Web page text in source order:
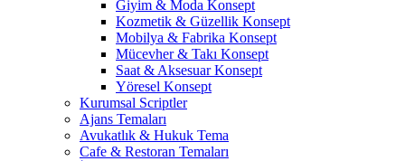
Giyim & Moda Konsept
Kozmetik & Güzellik Konsept
Mobilya & Fabrika Konsept
Mücevher & Takı Konsept
Saat & Aksesuar Konsept
Yöresel Konsept
Kurumsal Scriptler
Ajans Temaları
Avukatlık & Hukuk Tema
Cafe & Restoran Temaları